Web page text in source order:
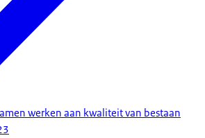
werken aan kwaliteit van bestaan